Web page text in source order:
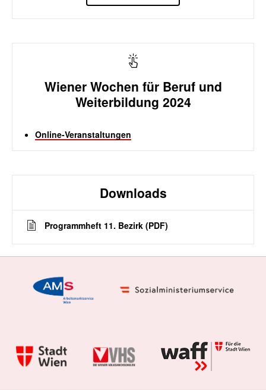
Wiener Wochen für Beruf und
Weiterbildung 2024
Online-Veranstaltungen
Downloads
Programmheft 11. Bezirk (PDF)